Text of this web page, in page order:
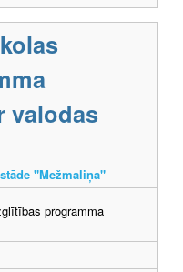
valodas
"Mežmaliņa"
programma